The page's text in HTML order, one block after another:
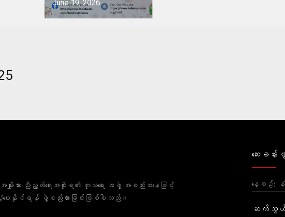
June 19, 2026
မျိုးသား ညီညွတ်ရေးအစိုးရ၏ ကုသရေး အဖွဲ့ အစည်းအနေဖြင့်
းနိုင်ရန် ဖွဲ့စည်းထားခြင်းဖြစ်ပါသည်။
ဆေးခန်
နေ့စဥ်:
ဆက်သွ